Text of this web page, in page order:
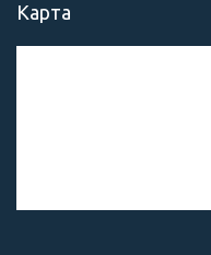
Карта